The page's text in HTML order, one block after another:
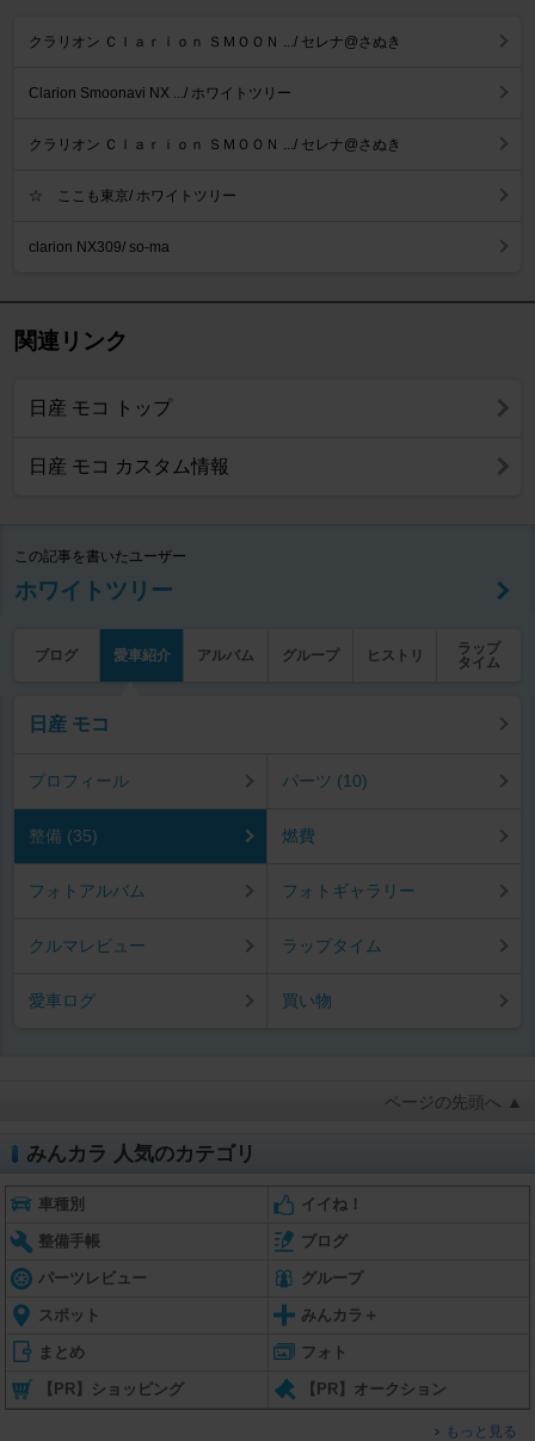
クラリオン Ｃｌａｒｉｏｎ ＳＭＯＯＮ .../ セレナ@さぬき
Clarion Smoonavi NX .../ ホワイトツリー
クラリオン Ｃｌａｒｉｏｎ ＳＭＯＯＮ .../ セレナ@さぬき
☆ ここも東京/ ホワイトツリー
clarion NX309/ so-ma
関連リンク
日産 モコ トップ
日産 モコ カスタム情報
この記事を書いたユーザー
ホワイトツリー
ブログ 愛車紹介 アルバム グループ ヒストリ
ラップ
タイム
日産 モコ
プロフィール パーツ (10)
整備 (35) 燃費
フォトアルバム フォトギャラリー
クルマレビュー ラップタイム
愛車ログ 買い物
ページの先頭へ ▲
みんカラ 人気のカテゴリ
車種別 イイね！
整備手帳 ブログ
パーツレビュー グループ
スポット みんカラ＋
まとめ フォト
【PR】ショッピング 【PR】オークション
もっと見る